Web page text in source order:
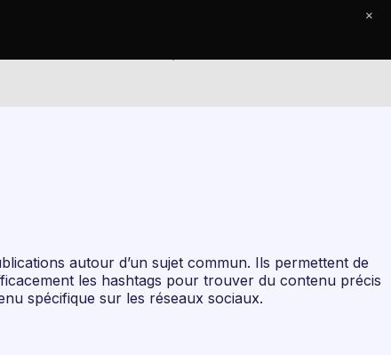
autour d’un sujet commun. Ils permettent de
les hashtags pour trouver du contenu précis
spécifique sur les réseaux sociaux.
×